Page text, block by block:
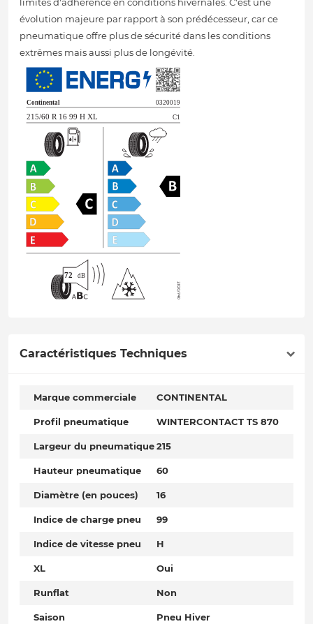
limites d'adhérence en conditions hivernales. C'est une
évolution majeure par rapport à son prédécesseur, car ce
pneumatique offre plus de sécurité dans les conditions
extrêmes mais aussi plus de longévité.
Caractéristiques Techniques
Marque commerciale CONTINENTAL
Profil pneumatique WINTERCONTACT TS 870
Largeur du pneumatique215
Hauteur pneumatique 60
Diamètre (en pouces) 16
Indice de charge pneu 99
Indice de vitesse pneu H
XL Oui
Runflat Non
Saison Pneu Hiver